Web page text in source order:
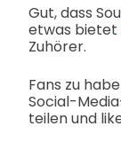
Gut, dass
etwas bietet
Zuhörer.
Fans zu
Social-
teilen und